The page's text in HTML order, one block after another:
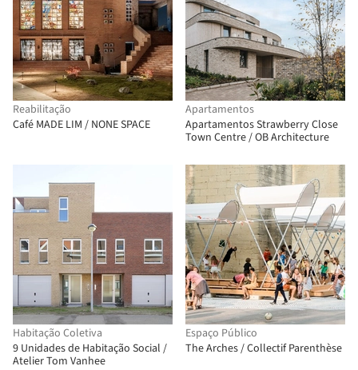
Reabilitação
Café MADE LIM / NONE SPACE
Apartamentos
Apartamentos Strawberry Close
Town Centre / OB Architecture
Habitação Coletiva
9 Unidades de Habitação Social /
Atelier Tom Vanhee
Espaço Público
The Arches / Collectif Parenthèse